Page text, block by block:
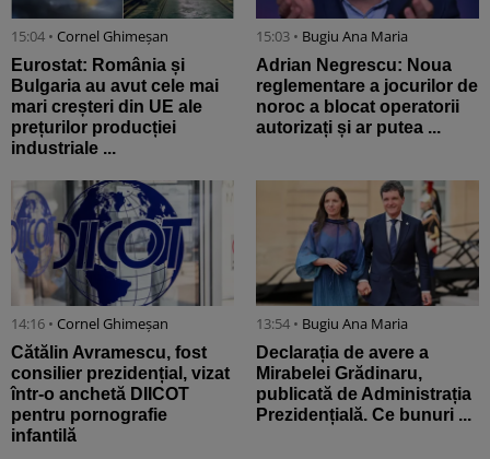
15:04 • Cornel Ghimeșan
Eurostat: România și
Bulgaria au avut cele mai
mari creșteri din UE ale
prețurilor producției
industriale ...
15:03 • Bugiu ⁠Ana Maria
Adrian Negrescu: Noua
reglementare a jocurilor de
noroc a blocat operatorii
autorizați și ar putea ...
14:16 • Cornel Ghimeșan
Cătălin Avramescu, fost
consilier prezidențial, vizat
într-o anchetă DIICOT
pentru pornografie
infantilă
13:54 • Bugiu ⁠Ana Maria
Declarația de avere a
Mirabelei Grădinaru,
publicată de Administrația
Prezidențială. Ce bunuri ...